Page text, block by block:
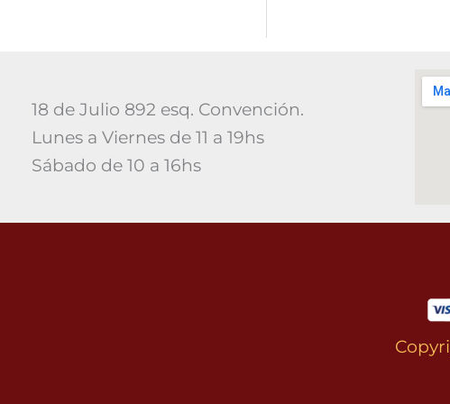
18 de Julio 892 esq. Convención.
Lunes a Viernes de 11 a 19hs
Sábado de 10 a 16hs